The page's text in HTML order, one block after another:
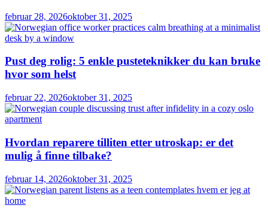
februar 28, 2026oktober 31, 2025
Pust deg rolig: 5 enkle pusteteknikker du kan bruke
hvor som helst
februar 22, 2026oktober 31, 2025
Hvordan reparere tilliten etter utroskap: er det
mulig å finne tilbake?
februar 14, 2026oktober 31, 2025